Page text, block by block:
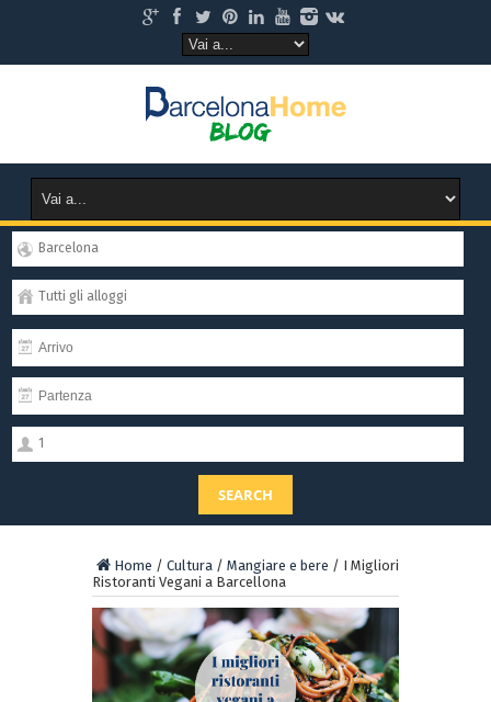
Barcelona
Tutti gli alloggi
1
SEARCH
Home / Cultura / Mangiare e bere / I Migliori
Ristoranti Vegani a Barcellona